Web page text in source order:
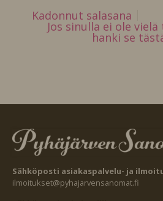
Kadonnut salasana
Jos sinulla ei ole
hanki se
Sähköposti asiakaspalvelu- ja
ilmoitukset@pyhajarvensanomat.fi